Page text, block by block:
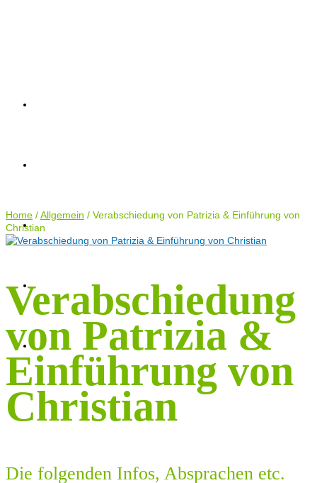
TERMINE
ANTRÄGE
KONTAKT
Home /Allgemein / Verabschiedung von Patrizia & Einführung von
Christian
Verabschiedung
von Patrizia &
Einführung von
Christian
Die folgenden Infos, Absprachen etc.